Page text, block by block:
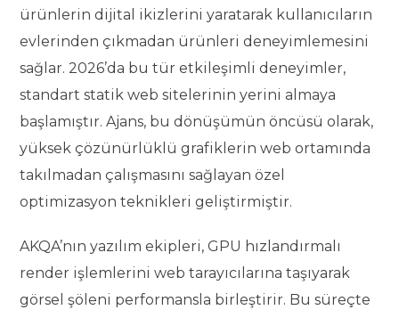
ürünlerin dijital ikizlerini yaratarak kullanıcıların
evlerinden çıkmadan ürünleri deneyimlemesini
sağlar. 2026’da bu tür etkileşimli deneyimler,
standart statik web sitelerinin yerini almaya
başlamıştır. Ajans, bu dönüşümün öncüsü olarak,
yüksek çözünürlüklü grafiklerin web ortamında
takılmadan çalışmasını sağlayan özel
optimizasyon teknikleri geliştirmiştir.
AKQA’nın yazılım ekipleri, GPU hızlandırmalı
render işlemlerini web tarayıcılarına taşıyarak
görsel şöleni performansla birleştirir. Bu süreçte